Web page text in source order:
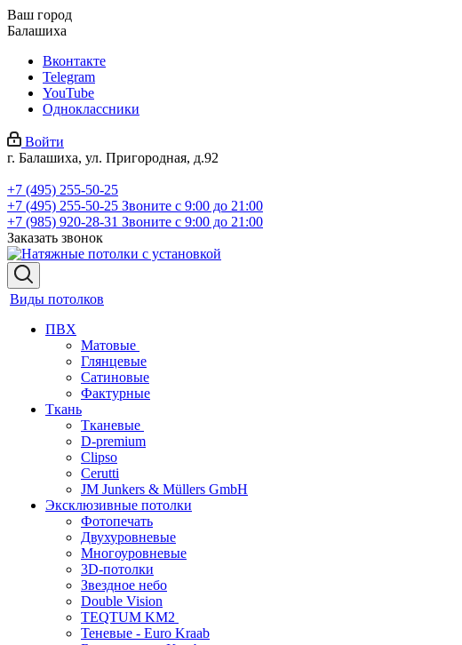
Ваш город
Балашиха
Вконтакте
Telegram
YouTube
Одноклассники
Войти
г. Балашиха, ул. Пригородная, д.92
+7 (495) 255-50-25
+7 (495) 255-50-25 Звоните с 9:00 до 21:00
+7 (985) 920-28-31 Звоните с 9:00 до 21:00
Заказать звонок
Виды потолков
ПВХ
Матовые
Глянцевые
Сатиновые
Фактурные
Ткань
Тканевые
D-premium
Clipso
Cerutti
JM Junkers & Müllers GmbH
Эксклюзивные потолки
Фотопечать
Двухуровневые
Многоуровневые
3D-потолки
Звездное небо
Double Vision
TEQTUM KM2
Теневые - Euro Kraab